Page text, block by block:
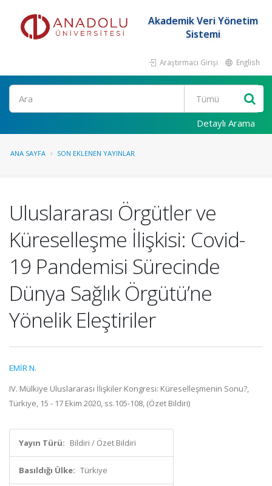
Akademik Veri Yönetim
Sistemi
Araştırmacı Girişi English
Ara
Detaylı Arama
ANA SAYFA SON EKLENEN YAYINLAR
Uluslararası Örgütler ve
Küreselleşme İlişkisi: Covid-
19 Pandemisi Sürecinde
Dünya Sağlık Örgütü’ne
Yönelik Eleştiriler
EMİR N.
IV. Mülkiye Uluslararası İlişkiler Kongresi: Küreselleşmenin Sonu?,
Türkiye, 15 - 17 Ekim 2020, ss.105-108, (Özet Bildiri)
Yayın Türü: Bildiri / Özet Bildiri
Basıldığı Ülke: Türkiye